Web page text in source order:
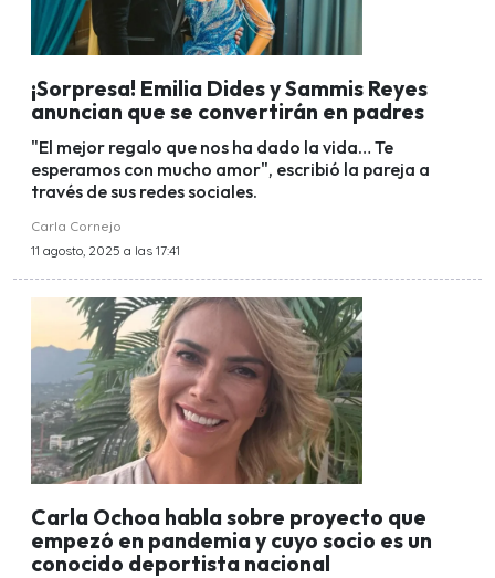
¡Sorpresa! Emilia Dides y Sammis Reyes
anuncian que se convertirán en padres
"El mejor regalo que nos ha dado la vida… Te
esperamos con mucho amor", escribió la pareja a
través de sus redes sociales.
Carla Cornejo
11 agosto, 2025 a las 17:41
Carla Ochoa habla sobre proyecto que
empezó en pandemia y cuyo socio es un
conocido deportista nacional